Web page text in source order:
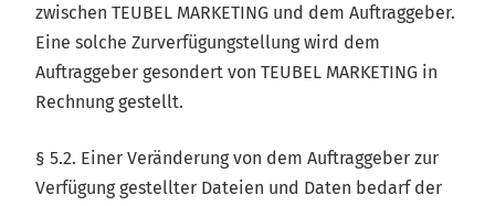
zwischen TEUBEL MARKETING und dem Auftraggeber.
Eine solche Zurverfügungstellung wird dem
Auftraggeber gesondert von TEUBEL MARKETING in
Rechnung gestellt.
§ 5.2. Einer Veränderung von dem Auftraggeber zur
Verfügung gestellter Dateien und Daten bedarf der